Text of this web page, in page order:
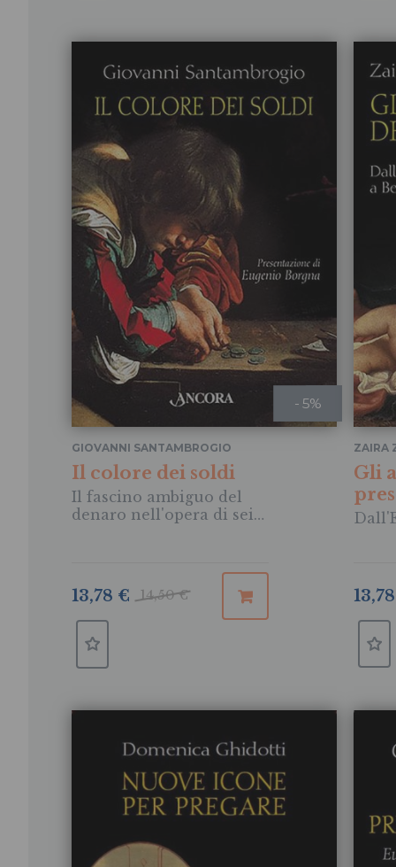
- 5%
Il colore dei soldi
Il fascino ambiguo del
denaro nell'opera di sei
GIOVANNI SANTAMBROGIO
14,50 €
13,78 €
Gli
ZAIRA